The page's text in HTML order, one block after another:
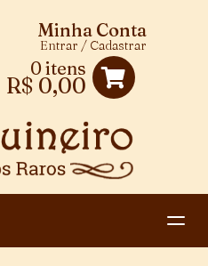
0 itens
R$ 0,00
Minha Conta
Entrar / Cadastrar